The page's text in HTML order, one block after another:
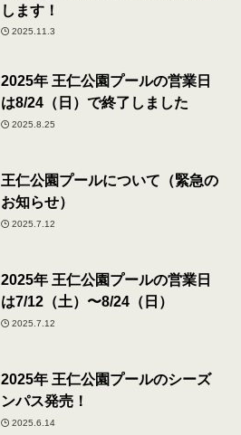
します！
2025.11.3
2025年 王仁公園プールの営業日
は8/24（日）で終了しました
2025.8.25
王仁公園プールについて（緊急の
お知らせ）
2025.7.12
2025年 王仁公園プールの営業日
は7/12（土）〜8/24（日）
2025.7.12
2025年 王仁公園プールのシーズ
ンパス発売！
2025.6.14